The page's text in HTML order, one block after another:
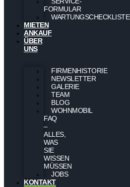
FORMULAR
WARTUNGSCHECKLISTE
MIETEN
ANKAUF
ÜBER
UNS
FIRMENHISTORIE
NEWSLETTER
GALERIE
TEAM
BLOG
WOHNMOBIL
FAQ
–
ALLES,
WAS
SIE
WISSEN
MÜSSEN
JOBS
KONTAKT